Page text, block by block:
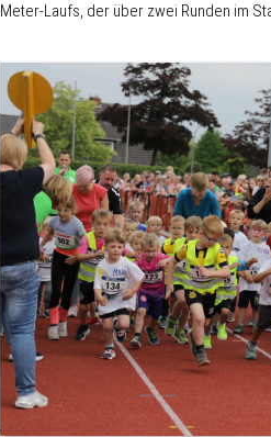
Meter-Laufs, der über zwei Runden im